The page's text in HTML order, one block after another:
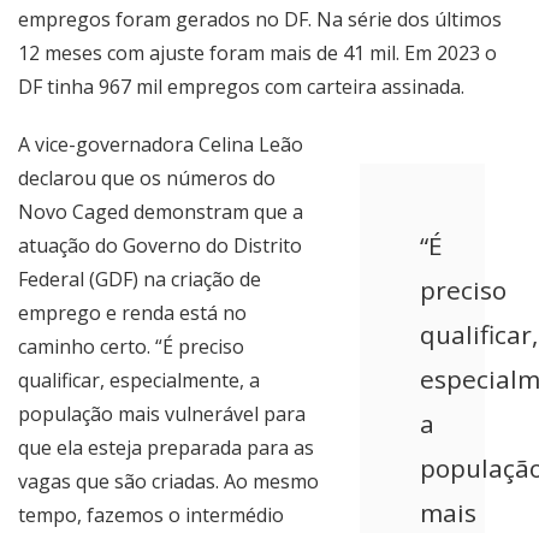
empregos foram gerados no DF. Na série dos últimos
12 meses com ajuste foram mais de 41 mil. Em 2023 o
DF tinha 967 mil empregos com carteira assinada.
“É
preciso
qualificar,
a
mais
A vice-governadora Celina Leão
declarou que os números do
Novo Caged demonstram que a
atuação do Governo do Distrito
Federal (GDF) na criação de
emprego e renda está no
caminho certo. “É preciso
qualificar, especialmente, a
população mais vulnerável para
que ela esteja preparada para as
vagas que são criadas. Ao mesmo
tempo, fazemos o intermédio